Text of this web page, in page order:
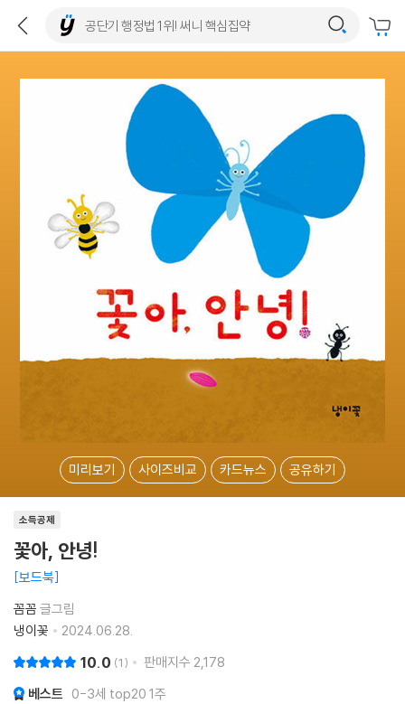
미리보기 사이즈비교 카드뉴스 공유하기
소득공제
꽃아, 안녕!
보드북
꼼꼼 글그림
냉이꽃
2024.06.28.
10.0 1 판매지수 2,178
베스트 0-3세 top20 1주